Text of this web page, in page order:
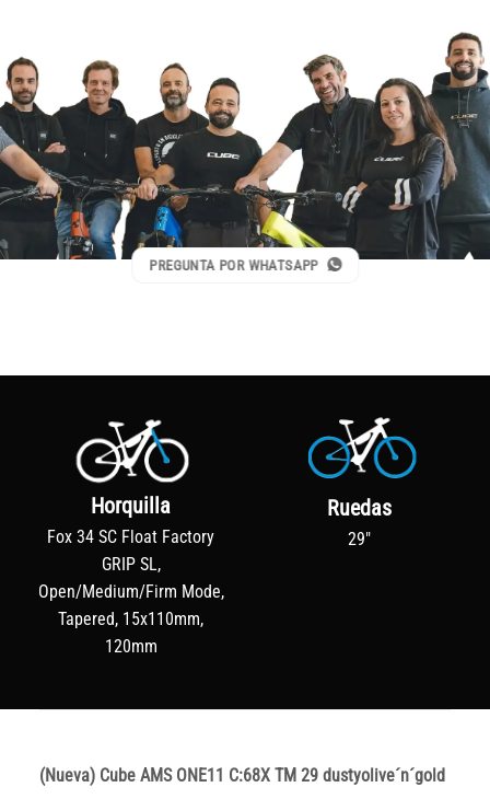
PREGUNTA POR WHATSAPP
Horquilla
Fox 34 SC Float Factory
GRIP SL,
Open/Medium/Firm Mode,
Tapered, 15x110mm,
120mm
Ruedas
29"
(Nueva) Cube AMS ONE11 C:68X TM 29 dustyolive´n´gold